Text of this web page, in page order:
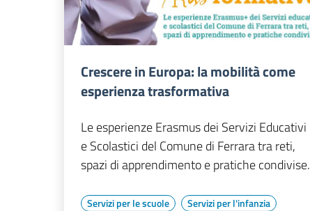
Crescere in Europa: la mobilità come
esperienza trasformativa
Le esperienze Erasmus dei Servizi Educativi
e Scolastici del Comune di Ferrara tra reti,
spazi di apprendimento e pratiche condivise.
Servizi per le scuole Servizi per l'infanzia